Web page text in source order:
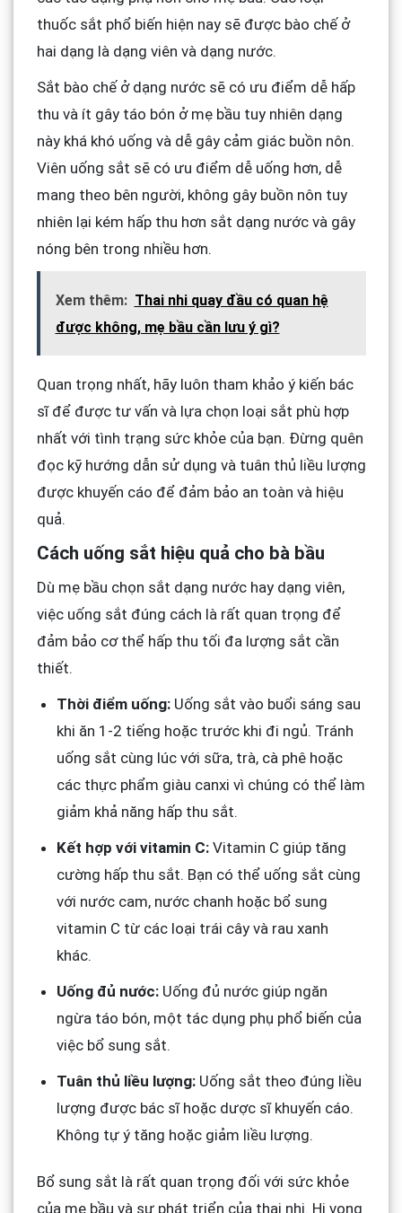
thuốc sắt phổ biến hiện nay sẽ được bào chế ở
hai dạng là dạng viên và dạng nước.
Sắt bào chế ở dạng nước sẽ có ưu điểm dễ hấp
thu và ít gây táo bón ở mẹ bầu tuy nhiên dạng
này khá khó uống và dễ gây cảm giác buồn nôn.
Viên uống sắt sẽ có ưu điểm dễ uống hơn, dễ
mang theo bên người, không gây buồn nôn tuy
nhiên lại kém hấp thu hơn sắt dạng nước và gây
nóng bên trong nhiều hơn.
Xem thêm: Thai nhi quay đầu có quan hệ
được không, mẹ bầu cần lưu ý gì?
Quan trọng nhất, hãy luôn tham khảo ý kiến bác
sĩ để được tư vấn và lựa chọn loại sắt phù hợp
nhất với tình trạng sức khỏe của bạn. Đừng quên
đọc kỹ hướng dẫn sử dụng và tuân thủ liều lượng
được khuyến cáo để đảm bảo an toàn và hiệu
quả.
Cách uống sắt hiệu quả cho bà bầu
Dù mẹ bầu chọn sắt dạng nước hay dạng viên,
việc uống sắt đúng cách là rất quan trọng để
đảm bảo cơ thể hấp thu tối đa lượng sắt cần
thiết.
Thời điểm uống:Uống sắt vào buổi sáng sau
khi ăn 1-2 tiếng hoặc trước khi đi ngủ. Tránh
uống sắt cùng lúc với sữa, trà, cà phê hoặc
các thực phẩm giàu canxi vì chúng có thể làm
giảm khả năng hấp thu sắt.
Kết hợp với vitamin C:Vitamin C giúp tăng
cường hấp thu sắt. Bạn có thể uống sắt cùng
với nước cam, nước chanh hoặc bổ sung
vitamin C từ các loại trái cây và rau xanh
khác.
Uống đủ nước:Uống đủ nước giúp ngăn
ngừa táo bón, một tác dụng phụ phổ biến của
việc bổ sung sắt.
Tuân thủ liều lượng:Uống sắt theo đúng liều
lượng được bác sĩ hoặc dược sĩ khuyến cáo.
Không tự ý tăng hoặc giảm liều lượng.
Bổ sung sắt là rất quan trọng đối với sức khỏe
của mẹ bầu và sự phát triển của thai nhi. Hi vọng